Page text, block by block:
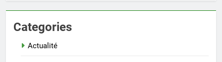
Categories
Actualité